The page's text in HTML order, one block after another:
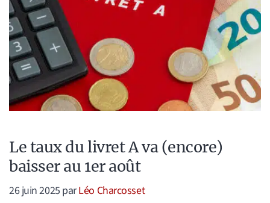
Le taux du livret A va (encore)
baisser au 1er août
26 juin 2025 parLéo Charcosset